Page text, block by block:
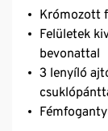
Krómozott
Felületek
bevonattal
3 lenyíló